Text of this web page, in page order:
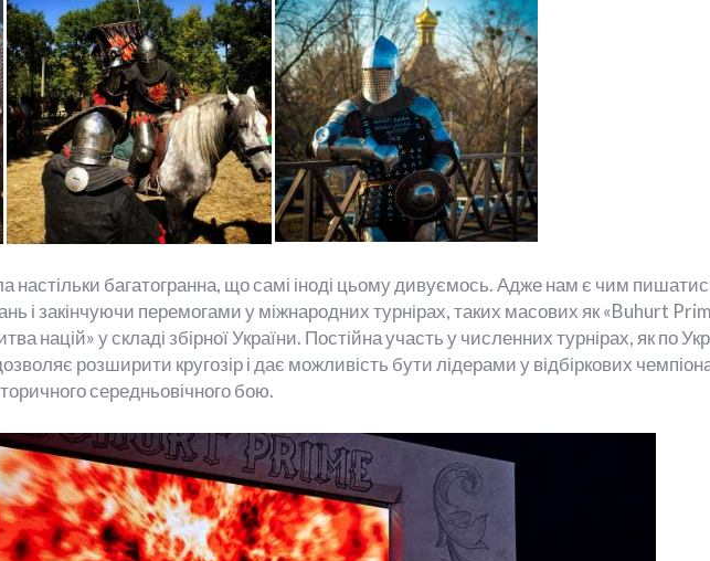
настільки багатогранна, що самі іноді цьому дивуємось. Адже нам є чим
і закінчуючи перемогами у міжнародних турнірах, таких масових як «Buhurt
націй» у складі збірної України. Постійна участь у численних турнірах, як по
розширити кругозір і дає можливість бути лідерами у відбіркових
середньовічного бою.